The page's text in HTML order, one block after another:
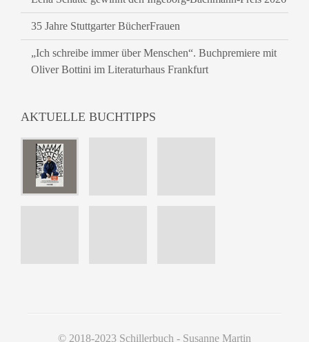
35 Jahre Stuttgarter BücherFrauen
„Ich schreibe immer über Menschen“. Buchpremiere mit
Oliver Bottini im Literaturhaus Frankfurt
AKTUELLE BUCHTIPPS
© 2018-2023 Schillerbuch - Susanne Martin